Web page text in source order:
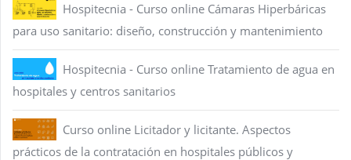
Hospitecnia - Curso online Cámaras Hiperbáricas
para uso sanitario: diseño, construcción y mantenimiento
Hospitecnia - Curso online Tratamiento de agua en
hospitales y centros sanitarios
Curso online Licitador y licitante. Aspectos
prácticos de la contratación en hospitales públicos y